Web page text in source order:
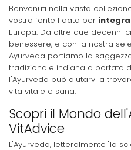
Benvenuti nella vasta
vostra fonte fidata per
Europa. Da oltre due decenni
benessere, e con la nostra
Ayurveda portiamo la
tradizionale indiana a portata
l'Ayurveda può aiutarvi a
vita vitale e sana.
Scopri il Mondo
VitAdvice
L'Ayurveda, letteralmente "la